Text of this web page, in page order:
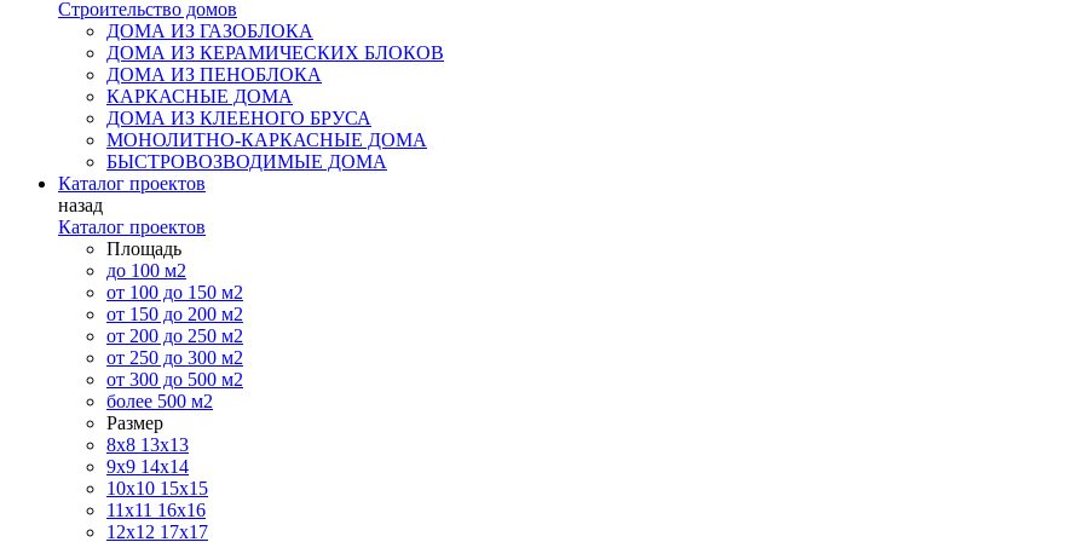
Строительство домов
ДОМА ИЗ ГАЗОБЛОКА
ДОМА ИЗ КЕРАМИЧЕСКИХ БЛОКОВ
ДОМА ИЗ ПЕНОБЛОКА
КАРКАСНЫЕ ДОМА
ДОМА ИЗ КЛЕЕНОГО БРУСА
МОНОЛИТНО-КАРКАСНЫЕ ДОМА
БЫСТРОВОЗВОДИМЫЕ ДОМА
Каталог проектов
назад
Каталог проектов
Площадь
до 100 м2
от 100 до 150 м2
от 150 до 200 м2
от 200 до 250 м2
от 250 до 300 м2
от 300 до 500 м2
более 500 м2
Размер
8х8 13х13
9х9 14х14
10х10 15х15
11x11 16х16
12х12 17х17